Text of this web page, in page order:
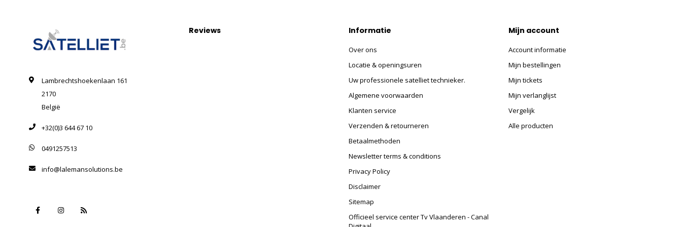
Lambrechtshoekenlaan 161
2170
België
+32(0)3 644 67 10
0491257513
info@lalemansolutions.be
Reviews Informatie
Over ons
Locatie & openingsuren
Uw professionele satelliet technieker.
Algemene voorwaarden
Klanten service
Verzenden & retourneren
Betaalmethoden
Newsletter terms & conditions
Privacy Policy
Disclaimer
Sitemap
Officieel service center Tv Vlaanderen - Canal
Mijn account
Account informatie
Mijn bestellingen
Mijn tickets
Mijn verlanglijst
Vergelijk
Alle producten